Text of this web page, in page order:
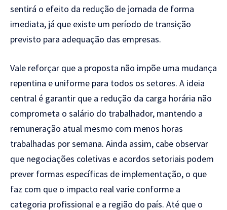
sentirá o efeito da redução de jornada de forma
imediata, já que existe um período de transição
previsto para adequação das empresas.
Vale reforçar que a proposta não impõe uma mudança
repentina e uniforme para todos os setores. A ideia
central é garantir que a redução da carga horária não
comprometa o salário do trabalhador, mantendo a
remuneração atual mesmo com menos horas
trabalhadas por semana. Ainda assim, cabe observar
que negociações coletivas e acordos setoriais podem
prever formas específicas de implementação, o que
faz com que o impacto real varie conforme a
categoria profissional e a região do país. Até que o